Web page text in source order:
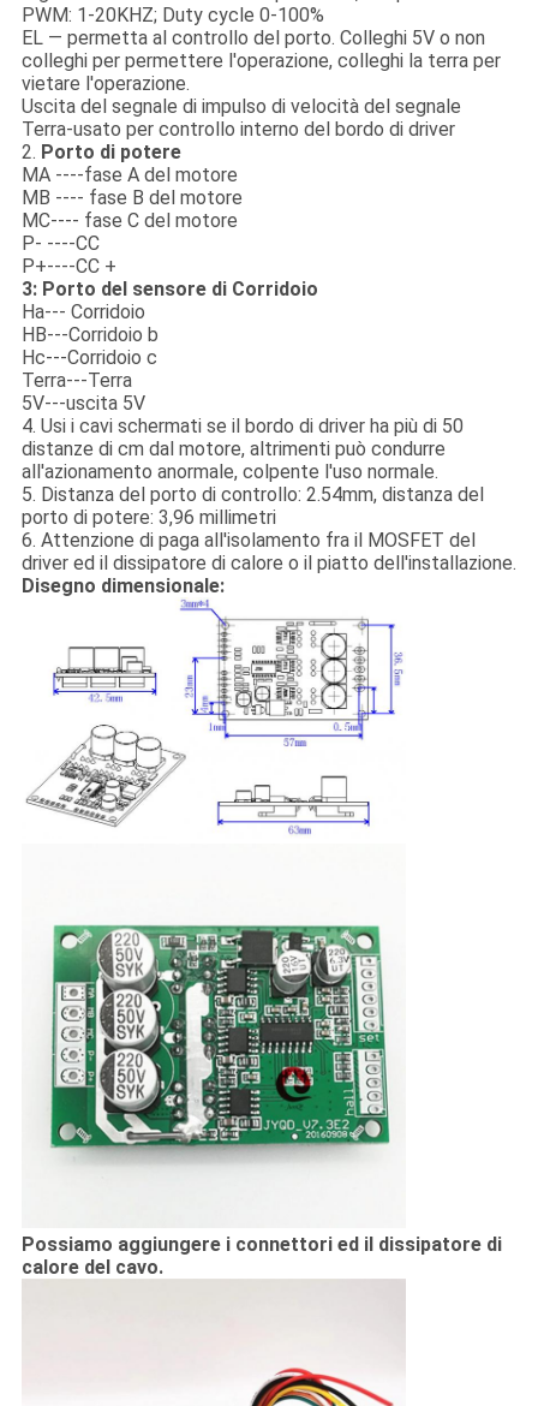
PWM: 1-20KHZ; Duty cycle 0-100%
EL — permetta al controllo del porto. Colleghi 5V o non
colleghi per permettere l'operazione, colleghi la terra per
vietare l'operazione.
Uscita del segnale di impulso di velocità del segnale
Terra-usato per controllo interno del bordo di driver
2. Porto di potere
MA ----fase A del motore
MB ---- fase B del motore
MC---- fase C del motore
P- ----CC
P+----CC +
3: Porto del sensore di Corridoio
Ha--- Corridoio
HB---Corridoio b
Hc---Corridoio c
Terra---Terra
5V---uscita 5V
4. Usi i cavi schermati se il bordo di driver ha più di 50
distanze di cm dal motore, altrimenti può condurre
all'azionamento anormale, colpente l'uso normale.
5. Distanza del porto di controllo: 2.54mm, distanza del
porto di potere: 3,96 millimetri
6. Attenzione di paga all'isolamento fra il MOSFET del
driver ed il dissipatore di calore o il piatto dell'installazione.
Disegno dimensionale:
Possiamo aggiungere i connettori ed il dissipatore di
calore del cavo.